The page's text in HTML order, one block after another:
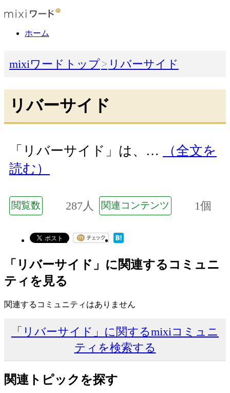
ホーム
mixiワードトップ リバーサイド
リバーサイド
「リバーサイド」は、…
（全文を
読む）
閲覧数 287人 関連コンテンツ 1個
「リバーサイド」に関連するコミュニ
ティを見る
関連するコミュニティはありません
「リバーサイド」に関するmixiコミュニ
ティを検索する
関連トピックを探す